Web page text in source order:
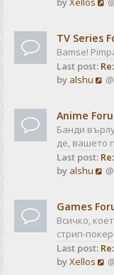
s
t
e
s
t
p
s
t
w
t
h
e
e
s
t
p
s
t
TV Series
Bamse!
Last post:
by alshu
V
w
t
h
e
e
s
t
p
o
Anime
Банди
де, вашето
Last post:
by alshu
V
w
t
h
e
l
Games
Всичко,
стрип-
Last post:
byXellos
V